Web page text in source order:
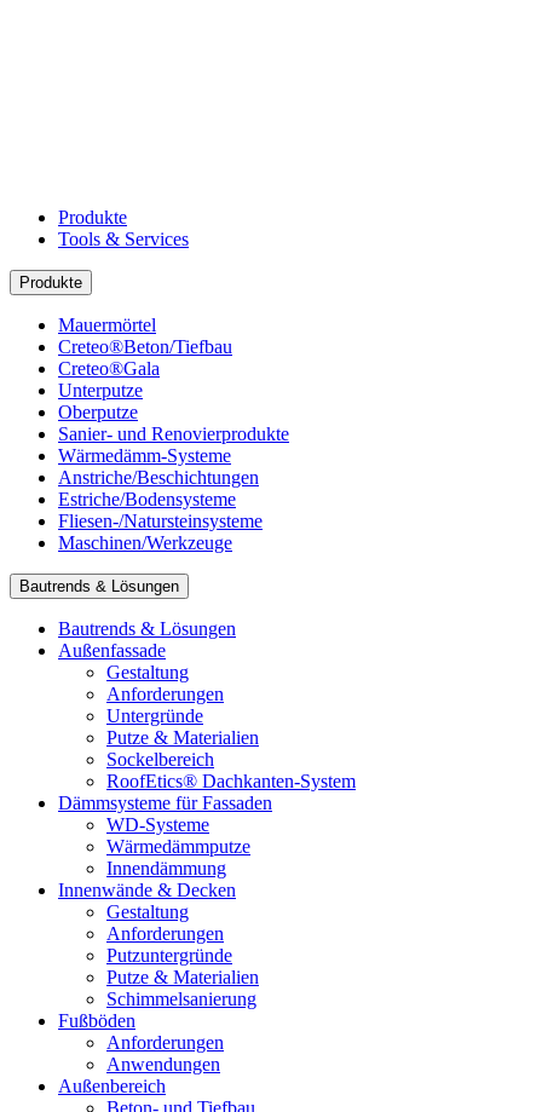
Produkte
Tools & Services
Produkte
Mauermörtel
Creteo®Beton/Tiefbau
Creteo®Gala
Unterputze
Oberputze
Sanier- und Renovierprodukte
Wärmedämm-Systeme
Anstriche/Beschichtungen
Estriche/Bodensysteme
Fliesen-/Natursteinsysteme
Maschinen/Werkzeuge
Bautrends & Lösungen
Bautrends & Lösungen
Außenfassade
Gestaltung
Anforderungen
Untergründe
Putze & Materialien
Sockelbereich
RoofEtics® Dachkanten-System
Dämmsysteme für Fassaden
WD-Systeme
Wärmedämmputze
Innendämmung
Innenwände & Decken
Gestaltung
Anforderungen
Putzuntergründe
Putze & Materialien
Schimmelsanierung
Fußböden
Anforderungen
Anwendungen
Außenbereich
Beton- und Tiefbau